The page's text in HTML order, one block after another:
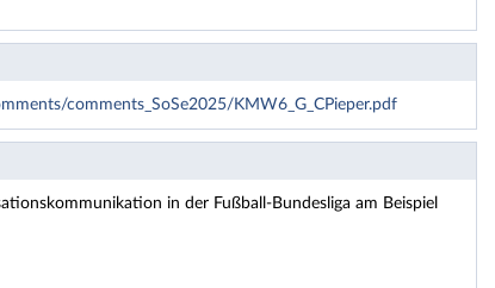
comments_SoSe2025/KMW6_G_CPieper.pdf
in der Fußball-Bundesliga am Beispiel